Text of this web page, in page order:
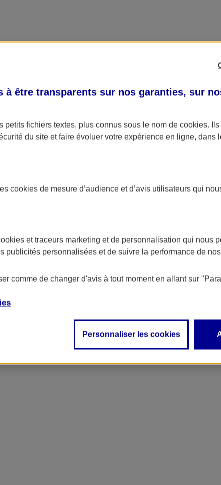
à être transparents sur nos garanties, sur
petits fichiers textes, plus connus sous le nom de cookies.
du site et faire évoluer votre expérience en ligne, dans
cookies de mesure d’audience et d’avis utilisateurs qui
et traceurs marketing et de personnalisation qui nous
publicités personnalisées et de suivre la performance de
comme de changer d'avis à tout moment en allant sur
Personnaliser les cookies